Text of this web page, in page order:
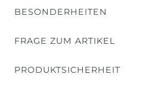
BESONDERHEITEN
FRAGE ZUM ARTIKEL
PRODUKTSICHERHEIT